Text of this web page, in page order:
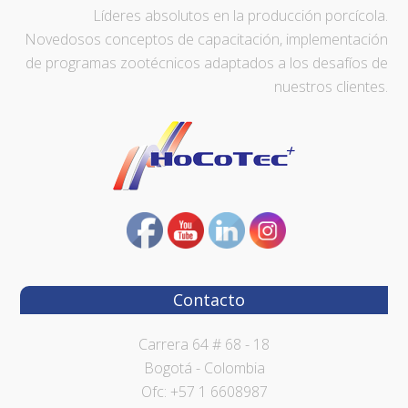
Líderes absolutos en la producción porcícola.
Novedosos conceptos de capacitación, implementación
de programas zootécnicos adaptados a los desafíos de
nuestros clientes.
Contacto
Carrera 64 # 68 - 18
Bogotá - Colombia
Ofc: +57 1 6608987